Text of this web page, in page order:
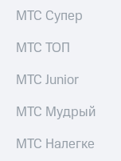
Контакты
развитие
этика
МТС Супер
МТС ТОП
МТС Junior
МТС Мудрый
МТС Налегке